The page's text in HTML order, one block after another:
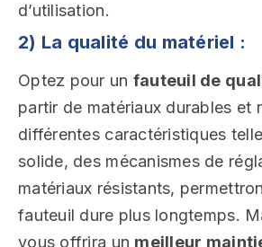
d’utilisation.
2) La qualité du matériel :
Optez pour un fauteuil de
partir de matériaux durables et
différentes caractéristiques
solide, des mécanismes de
matériaux résistants,
fauteuil dure plus longtemps.
vous offrira un meilleur